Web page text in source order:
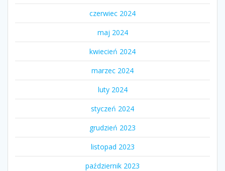
czerwiec 2024
maj 2024
kwiecień 2024
marzec 2024
luty 2024
styczeń 2024
grudzień 2023
listopad 2023
październik 2023